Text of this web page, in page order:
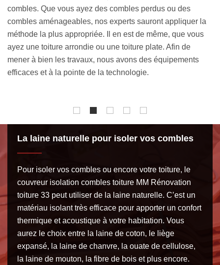
ou une isolation par l’extérieur de votre toiture. La
technique d’isolation combles toiture à appliquer sera
déterminée en fonction de l’état de vos combles, de la
surface habitable dans vos combles et de la forme de votre
toiture, entre autres. N’hésitez pas à nous contacter pour
nous confier votre projet.
La laine naturelle pour isoler vos combles
Pour isoler vos combles ou encore votre toiture, le
couvreur isolation combles toiture MM Rénovation
toiture 33 peut utiliser de la laine naturelle. C’est un
matériau isolant très efficace pour apporter un confort
thermique et acoustique à votre habitation. Vous
aurez le choix entre la laine de coton, le liège
expansé, la laine de chanvre, la ouate de cellulose,
la laine de mouton, la fibre de bois et plus encore.